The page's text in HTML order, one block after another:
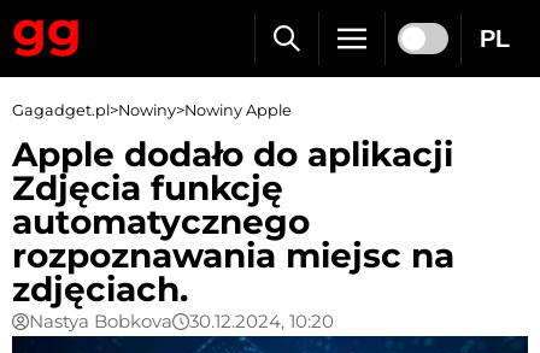
PL
Gagadget.pl>Nowiny>Nowiny Apple
Apple dodało do aplikacji
Zdjęcia funkcję
automatycznego
rozpoznawania miejsc na
zdjęciach.
Nastya Bobkova 30.12.2024, 10:20